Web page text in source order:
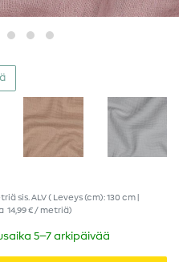
sis. ALV( Leveys (cm): 130 cm |
14,99 € / metriä)
5–7 arkipäivää